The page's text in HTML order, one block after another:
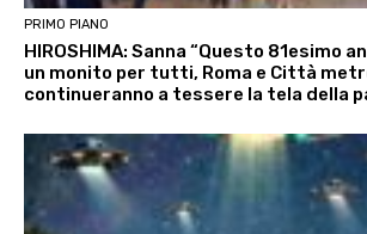
PRIMO PIANO
HIROSHIMA: Sanna “Questo 81esimo
un monito per tutti, Roma e Città
continueranno a tessere la tela della